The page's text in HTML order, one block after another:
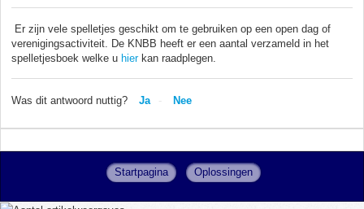
Er zijn vele spelletjes geschikt om te gebruiken op een open dag of
verenigingsactiviteit. De KNBB heeft er een aantal verzameld in het
spelletjesboek welke u hierkan raadplegen.
Was dit antwoord nuttig? Ja Nee
Startpagina Oplossingen